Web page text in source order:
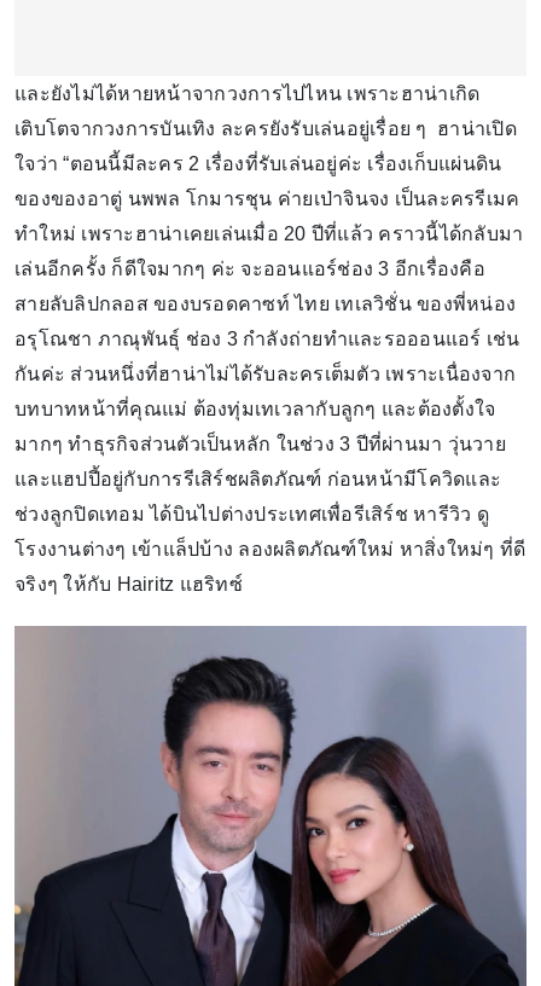
และยังไม่ได้หายหน้าจากวงการไปไหน เพราะฮาน่าเกิด
เติบโตจากวงการบันเทิง ละครยังรับเล่นอยู่เรื่อย ๆ ฮาน่าเปิด
ใจว่า “ตอนนี้มีละคร 2 เรื่องที่รับเล่นอยู่ค่ะ เรื่องเก็บแผ่นดิน
ของของอาตู่ นพพล โกมารชุน ค่ายเป่าจินจง เป็นละครรีเมค
ทำใหม่ เพราะฮาน่าเคยเล่นเมื่อ 20 ปีที่แล้ว คราวนี้ได้กลับมา
เล่นอีกครั้ง ก็ดีใจมากๆ ค่ะ จะออนแอร์ช่อง 3 อีกเรื่องคือ
สายลับลิปกลอส ของบรอดคาซท์ ไทย เทเลวิชั่น ของพี่หน่อง
อรุโณชา ภาณุพันธุ์ ช่อง 3 กำลังถ่ายทำและรอออนแอร์ เช่น
กันค่ะ ส่วนหนึ่งที่ฮาน่าไม่ได้รับละครเต็มตัว เพราะเนื่องจาก
บทบาทหน้าที่คุณแม่ ต้องทุ่มเทเวลากับลูกๆ และต้องตั้งใจ
มากๆ ทำธุรกิจส่วนตัวเป็นหลัก ในช่วง 3 ปีที่ผ่านมา วุ่นวาย
และแฮปปี้อยู่กับการรีเสิร์ชผลิตภัณฑ์ ก่อนหน้ามีโควิดและ
ช่วงลูกปิดเทอม ได้บินไปต่างประเทศเพื่อรีเสิร์ช หารีวิว ดู
โรงงานต่างๆ เข้าแล็ปบ้าง ลองผลิตภัณฑ์ใหม่ หาสิ่งใหม่ๆ ที่ดี
จริงๆ ให้กับ Hairitz แฮริทซ์